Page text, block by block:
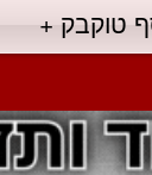
טוקבק +